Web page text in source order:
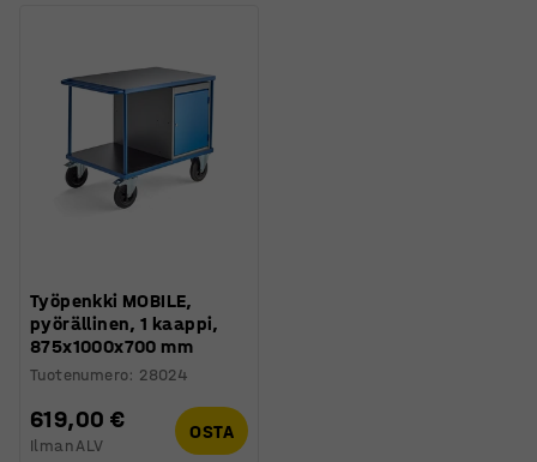
Työpenkki MOBILE,
pyörällinen, 1 kaappi,
875x1000x700 mm
Tuotenumero: 28024
619,00 €
Ilman ALV
OSTA